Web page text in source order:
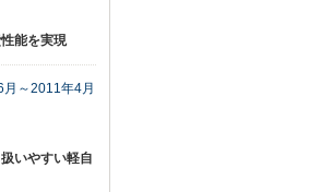
能を実現
～2011年4月
いやすい軽自